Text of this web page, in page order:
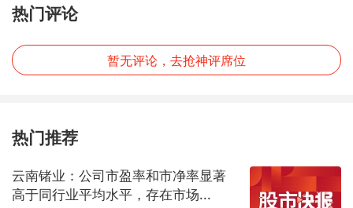
热门评论
暂无评论，去抢神评席位
热门推荐
云南锗业：公司市盈率和市净率显著
高于同行业平均水平，存在市场...